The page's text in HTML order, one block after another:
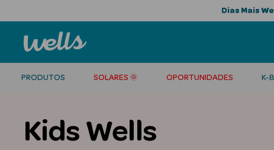
Dias Mais
PRODUTOS SOLARES 🌞 OPORTUNIDADES K-
Kids Wells